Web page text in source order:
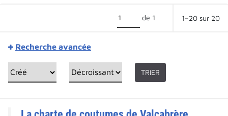
de 1 1–20 sur 20
Recherche avancée
TRIER